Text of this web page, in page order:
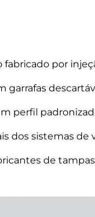
por
perfil
dos sistemas de
de